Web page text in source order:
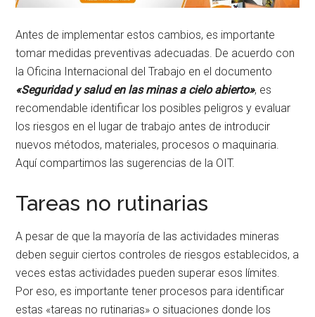
Antes de implementar estos cambios, es importante
tomar medidas preventivas adecuadas. De acuerdo con
la Oficina Internacional del Trabajo en el documento
«Seguridad y salud en las minas a cielo abierto», es
recomendable identificar los posibles peligros y evaluar
los riesgos en el lugar de trabajo antes de introducir
nuevos métodos, materiales, procesos o maquinaria.
Aquí compartimos las sugerencias de la OIT.
Tareas no rutinarias
A pesar de que la mayoría de las actividades mineras
deben seguir ciertos controles de riesgos establecidos, a
veces estas actividades pueden superar esos límites.
Por eso, es importante tener procesos para identificar
estas «tareas no rutinarias» o situaciones donde los